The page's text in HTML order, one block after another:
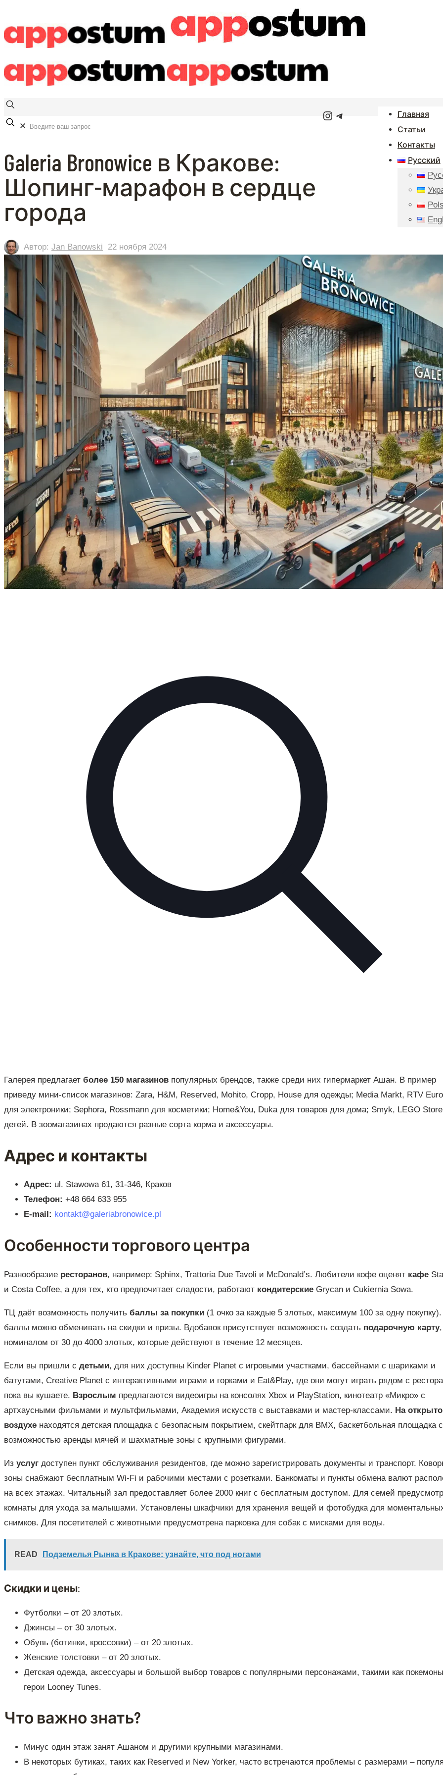
Главная
Статьи
Контакты
Русский
Instagram
Telegram
✕
Galeria Bronowice в Кракове:
Шопинг-марафон в сердце
города
Автор: Jan Banowski 22 ноября 2024
Галерея предлагает более 150 магазинов популярных брендов, также среди них гипермаркет Ашан. В пример
приведу мини-список магазинов: Zara, H&M, Reserved, Mohito, Cropp, House для одежды; Media Markt, RTV
для электроники; Sephora, Rossmann для косметики; Home&You, Duka для товаров для дома; Smyk, LEGO
детей. В зоомагазинах продаются разные сорта корма и аксессуары.
Адрес и контакты
Адрес: ul. Stawowa 61, 31-346, Краков
Телефон: +48 664 633 955
E-mail: kontakt@galeriabronowice.pl
Особенности торгового центра
Разнообразие ресторанов, например: Sphinx, Trattoria Due Tavoli и McDonald’s. Любители кофе оценят кафе
и Costa Coffee, а для тех, кто предпочитает сладости, работают кондитерские Grycan и Cukiernia Sowa.
ТЦ даёт возможность получить баллы за покупки (1 очко за каждые 5 злотых, максимум 100 за одну
баллы можно обменивать на скидки и призы. Вдобавок присутствует возможность создать подарочную карту,
номиналом от 30 до 4000 злотых, которые действуют в течение 12 месяцев.
Если вы пришли с детьми, для них доступны Kinder Planet с игровыми участками, бассейнами с шариками и
батутами, Creative Planet с интерактивными играми и горками и Eat&Play, где они могут играть рядом с
пока вы кушаете. Взрослым предлагаются видеоигры на консолях Xbox и PlayStation, кинотеатр «Микро» с
артхаусными фильмами и мультфильмами, Академия искусств с выставками и мастер-классами. На
воздухе находятся детская площадка с безопасным покрытием, скейтпарк для BMX, баскетбольная площадка с
возможностью аренды мячей и шахматные зоны с крупными фигурами.
Из услуг доступен пункт обслуживания резидентов, где можно зарегистрировать документы и транспорт.
зоны снабжают бесплатным Wi-Fi и рабочими местами с розетками. Банкоматы и пункты обмена валют
на всех этажах. Читальный зал предоставляет более 2000 книг с бесплатным доступом. Для семей
комнаты для ухода за малышами. Установлены шкафчики для хранения вещей и фотобудка для
снимков. Для посетителей с животными предусмотрена парковка для собак с мисками для воды.
READ Подземелья Рынка в Кракове: узнайте, что под ногами
Скидки и цены:
Футболки – от 20 злотых.
Джинсы – от 30 злотых.
Обувь (ботинки, кроссовки) – от 20 злотых.
Женские толстовки – от 20 злотых.
Детская одежда, аксессуары и большой выбор товаров с популярными персонажами, такими как
герои Looney Tunes.
Что важно знать?
Минус один этаж занят Ашаном и другими крупными магазинами.
В некоторых бутиках, таких как Reserved и New Yorker, часто встречаются проблемы с размерами –